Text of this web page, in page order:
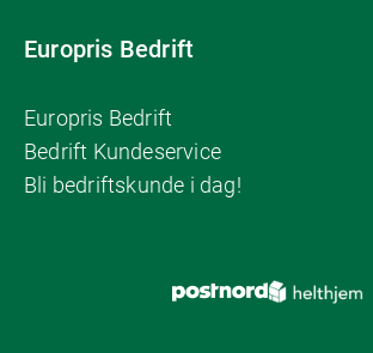
Europris Bedrift
Europris Bedrift
Bedrift Kundeservice
Bli bedriftskunde i dag!